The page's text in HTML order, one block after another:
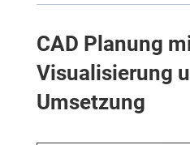
CAD Planung
Visualisierung
Umsetzung